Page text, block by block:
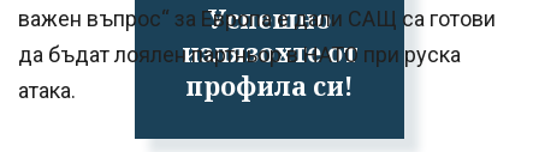
Успешно
излязохте от
профила си!
важен въпрос“ за Европа е дали САЩ са готови
да бъдат лоялен партньор в НАТО при руска
атака.